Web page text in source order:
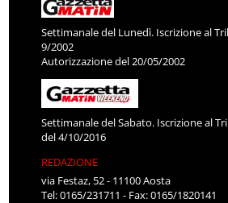
Settimanale del Lunedì. Iscrizione al
9/2002
Autorizzazione del 20/05/2002
Settimanale del Sabato. Iscrizione al
del 4/10/2016
REDAZIONE
via Festaz, 52 - 11100 Aosta
Tel: 0165/231711 - Fax: 0165/1820141